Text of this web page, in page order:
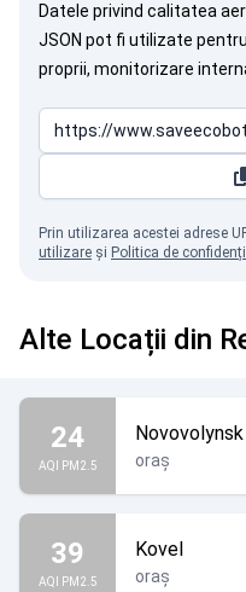
Datele privind calitatea
JSON pot fi utilizate
proprii, monitorizare
Prin utilizarea acestei adrese
utilizare și Politica de
Alte Locații din
24
AQI PM2.5
Novovolynsk
oraș
39
AQI PM2.5
Kovel
oraș